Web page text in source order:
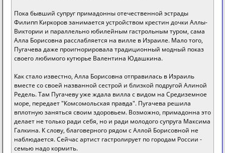
Пока бывший супруг примадонны отечественной эстрады
Филипп Киркоров занимается устройством крестин дочки Аллы-
Виктории и параллельно юбилейным гастрольным туром, сама
Алла Борисовна расслабляется на вилле в Израиле. Мало того,
Пугачева даже проигнорировала традиционный модный показ
своего любимого кутюрье Валентина Юдашкина.
Как стало известно, Алла Борисовна отправилась в Израиль
вместе со своей названной сестрой и близкой подругой Алиной
Редель. Там Пугачеву уже ждала вилла с видом на Средиземное
море, передает "Комсомольская правда". Пугачева решила
вплотную заняться своим здоровьем. Возможно, примадонна это
делает не только ради себя, но и ради молодого супруга Максима
Галкина. К слову, благоверного рядом с Аллой Борисовной не
наблюдается. Сейчас артист гастролирует по городам России -
семью надо кормить.